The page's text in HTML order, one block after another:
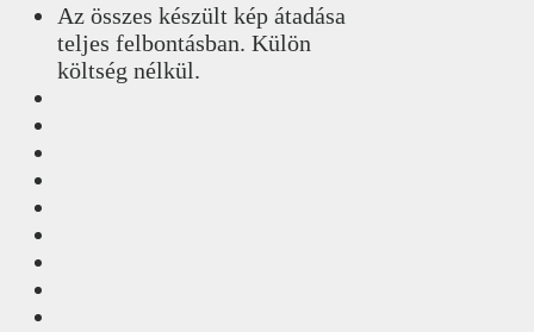
Az összes készült kép átadása
teljes felbontásban. Külön
költség nélkül.